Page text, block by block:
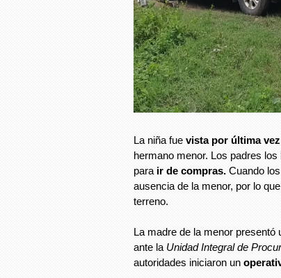
La niña fue vista por última vez
hermano menor. Los padres
para ir de compras. Cuando
ausencia de la menor, por lo
terreno.
La madre de la menor presentó
ante la Unidad Integral de
autoridades iniciaron un